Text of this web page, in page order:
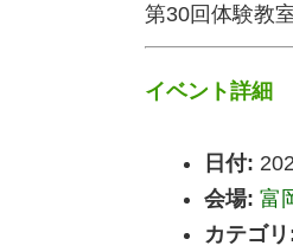
第30回体験教
イベント詳細
日付:
会場: 富
カテゴ